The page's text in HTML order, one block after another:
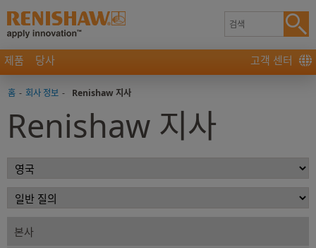
제품 당사 고객 센터
홈 - 회사 정보 - Renishaw 지사
Renishaw 지사
본사